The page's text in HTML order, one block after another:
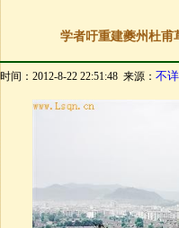
学者吁重建夔州杜甫
时间：2012-8-22 22:51:48 来源： 不详